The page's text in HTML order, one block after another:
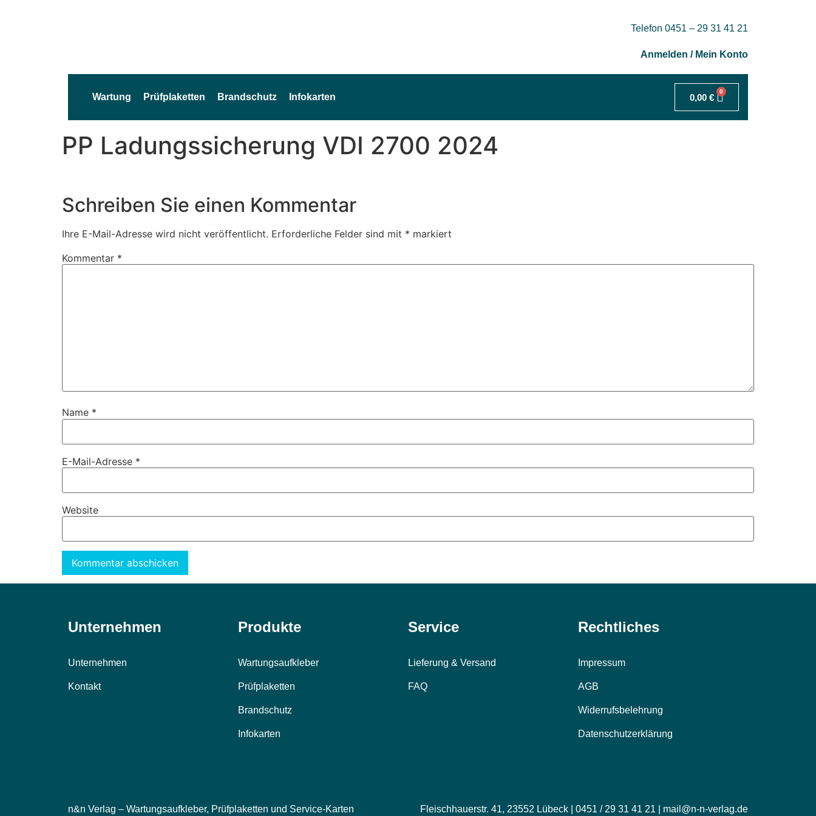
Telefon 0451 – 29 31 41 21
Anmelden / Mein Konto
Wartung Prüfplaketten Brandschutz Infokarten 0,00 €
0
PP Ladungssicherung VDI 2700 2024
Schreiben Sie einen Kommentar
Ihre E-Mail-Adresse wird nicht veröffentlicht. Erforderliche Felder sind mit * markiert
Kommentar *
Name *
E-Mail-Adresse *
Website
Unternehmen
Unternehmen
Kontakt
Produkte
Wartungsaufkleber
Prüfplaketten
Brandschutz
Infokarten
Service
Lieferung & Versand
FAQ
Rechtliches
Impressum
AGB
Widerrufsbelehrung
Datenschutzerklärung
n&n Verlag – Wartungsaufkleber, Prüfplaketten und Service-Karten Fleischhauerstr. 41, 23552 Lübeck | 0451 / 29 31 41 21 | mail@n-n-verlag.de